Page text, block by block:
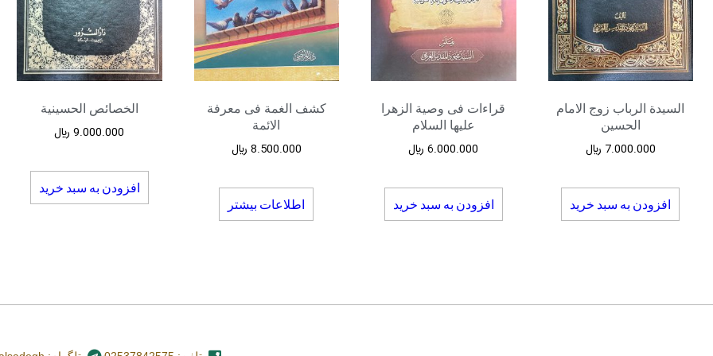
السیدة الرباب زوج الامام
الحسین
7.000.000 ﷼
افزودن به سبد خرید
قراءات فی وصیة الزهرا
علیها السلام
6.000.000 ﷼
افزودن به سبد خرید
کشف الغمة فی معرفة
الائمة
8.500.000 ﷼
اطلاعات بیشتر
الخصائص الحسینیة
9.000.000 ﷼
افزودن به سبد خرید